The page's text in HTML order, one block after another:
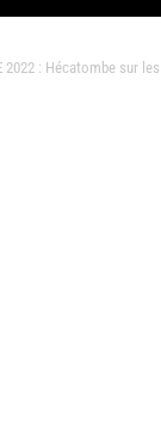
2022 : Hécatombe sur